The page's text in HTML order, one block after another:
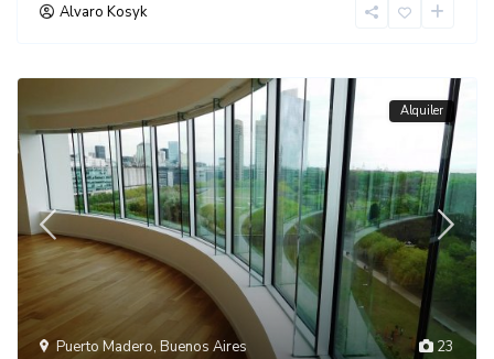
Alvaro Kosyk
23
Puerto Madero,Buenos Aires
Alquiler